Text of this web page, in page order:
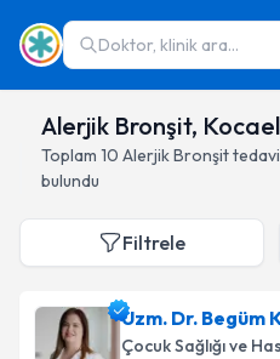
Doktor, klinik ara...
Alerjik Bronşit,
Toplam 10 Alerjik Bronşit
bulundu
Filtrele
Uzm. Dr. Begüm
Çocuk Sağlığı ve